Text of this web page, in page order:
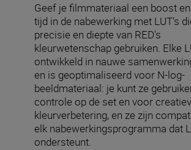
Geef je filmmateriaal een boost
tijd in de nabewerking met LUT's
precisie en diepte van RED's
kleurwetenschap gebruiken. Elke
ontwikkeld in nauwe
en is geoptimaliseerd voor N-log-
beeldmateriaal: je kunt ze
controle op de set en voor
kleurverbetering, en ze zijn
elk nabewerkingsprogramma dat
ondersteunt.